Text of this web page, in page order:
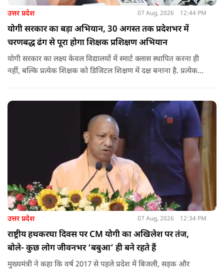
उत्तर प्रदेश 07 Aug, 2026 12:44 PM
योगी सरकार का बड़ा अभियान, 30 अगस्त तक प्रदेशभर में
चरणबद्ध ढंग से पूरा होगा शिक्षक प्रशिक्षण अभियान
योगी सरकार का लक्ष्य केवल विद्यालयों में स्मार्ट क्लास स्थापित करना ही
नहीं, बल्कि प्रत्येक शिक्षक को डिजिटल शिक्षण में दक्ष बनाना है. प्रत्येक
उत्तर प्रदेश 07 Aug, 2026 12:34 PM
राष्ट्रीय हथकरघा दिवस पर CM योगी का अखिलेश पर तंज,
बोले- कुछ लोग जीवनभर ‘बबुआ’ ही बने रहते हैं
मुख्यमंत्री ने कहा कि वर्ष 2017 से पहले प्रदेश में बिजली, सड़क और